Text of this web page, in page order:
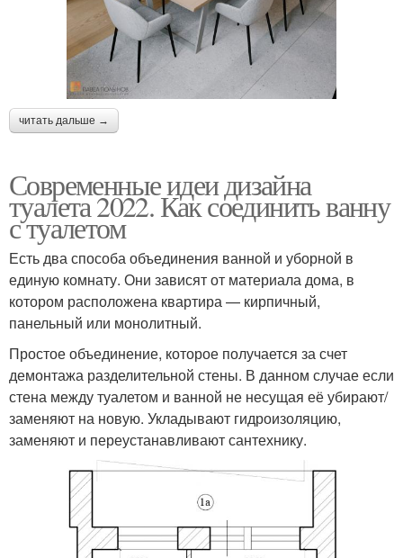
читать дальше →
Современные идеи дизайна
туалета 2022. Как соединить ванну
с туалетом
Есть два способа объединения ванной и уборной в
единую комнату. Они зависят от материала дома, в
котором расположена квартира — кирпичный,
панельный или монолитный.
Простое объединение, которое получается за счет
демонтажа разделительной стены. В данном случае если
стена между туалетом и ванной не несущая её убирают/
заменяют на новую. Укладывают гидроизоляцию,
заменяют и переустанавливают сантехнику.